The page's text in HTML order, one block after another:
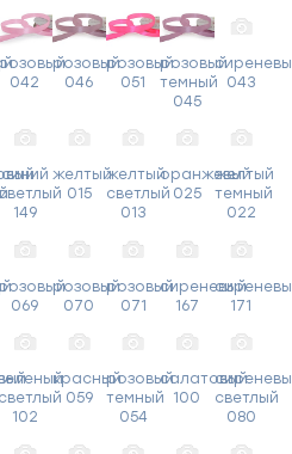
042
розовый
046
розовый
051
розовый
темный
045
043
синий
светлый
149
желтый
015
желтый
светлый
013
оранжевый
025
желтый
темный
022
069
розовый
070
розовый
071
сиреневый
167
171
светлый
102
красный
059
розовый
темный
054
салатовый
100
светлый
080